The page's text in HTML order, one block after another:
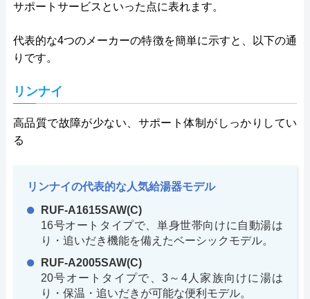
サポートサービスといった点に表れます。
代表的な4つのメーカーの特徴を簡単に示すと、以下の通
りです。
リンナイ
高品質で故障が少ない、サポート体制がしっかりしてい
る
リンナイの代表的な人気給湯器モデル
RUF-A1615SAW(C)
16号オートタイプで、単身世帯向けに自動湯は
り・追いだき機能を備えたベーシックモデル。
RUF-A2005SAW(C)
20号オートタイプで、3～4人家族向けに湯は
り・保温・追いだきが可能な便利モデル。